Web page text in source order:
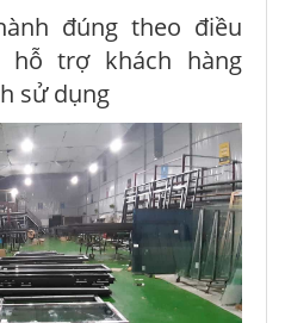
đúng theo điều
hỗ trợ khách hàng
sử dụng